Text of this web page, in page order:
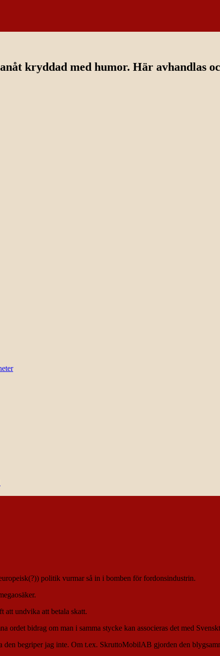
kryddad med humor. Här avhandlas
politik vurmar så in i bomben för fordonsindustrin.
att undvika att betala skatt.
ordet bidrag om man i samma stycke kan associeras det med
begriper jag inte. Om t.ex. SkruttoMobilAB gjorden den